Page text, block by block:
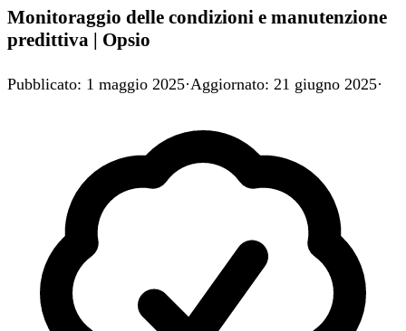
Monitoraggio delle condizioni e manutenzione
predittiva | Opsio
Pubblicato: 1 maggio 2025·Aggiornato: 21 giugno 2025·